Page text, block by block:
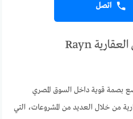
اتصل
مشاريع شركة راين العقارية Rayn
بصمة قوية داخل السوق المصري
من خلال العديد من المشروعات، التي